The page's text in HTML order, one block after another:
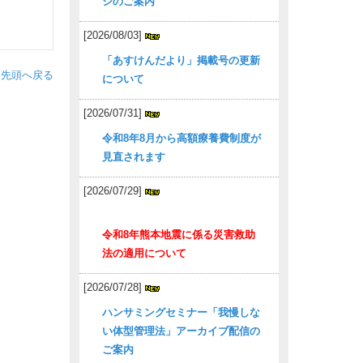
頭へ戻る
[2026/08/03]
「あすけんだより」掲載号の更新
について
[2026/07/31]
令和8年8月から高額療養費制度が
見直されます
[2026/07/29]
令和8年熊本地震に係る災害救助
法の適用について
[2026/07/28]
ハンサミングセミナー「我慢しな
い体型管理法」アーカイブ配信の
ご案内